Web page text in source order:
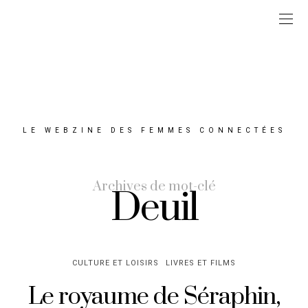
LE WEBZINE DES FEMMES CONNECTÉES
Archives de mot-clé
Deuil
CULTURE ET LOISIRS LIVRES ET FILMS
Le royaume de Séraphin,